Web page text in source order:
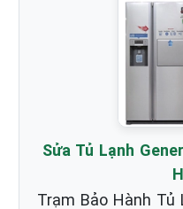
Sửa Tủ Lạnh
Trạm Bảo Hành Tủ